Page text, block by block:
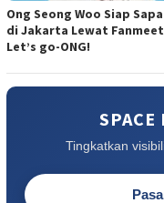
Ong Seong Woo Siap
di Jakarta Lewat
Let’s go-ONG!
Tingkatkan